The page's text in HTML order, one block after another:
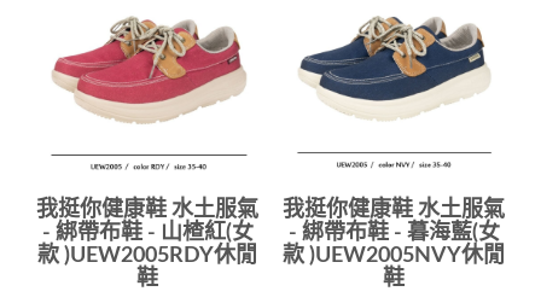
我挺你健康鞋 水土服氣
- 綁帶布鞋 - 山楂紅(女
款 )UEW2005RDY休閒
鞋
我挺你健康鞋 水土服氣
- 綁帶布鞋 - 暮海藍(女
款 )UEW2005NVY休閒
鞋